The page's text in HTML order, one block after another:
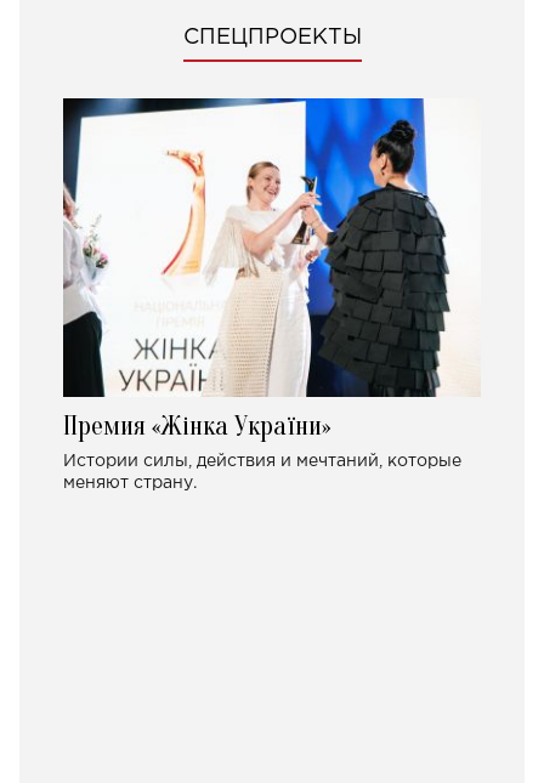
СПЕЦПРОЕКТЫ
Премия «Жінка України»
Истории силы, действия и мечтаний, которые
меняют страну.